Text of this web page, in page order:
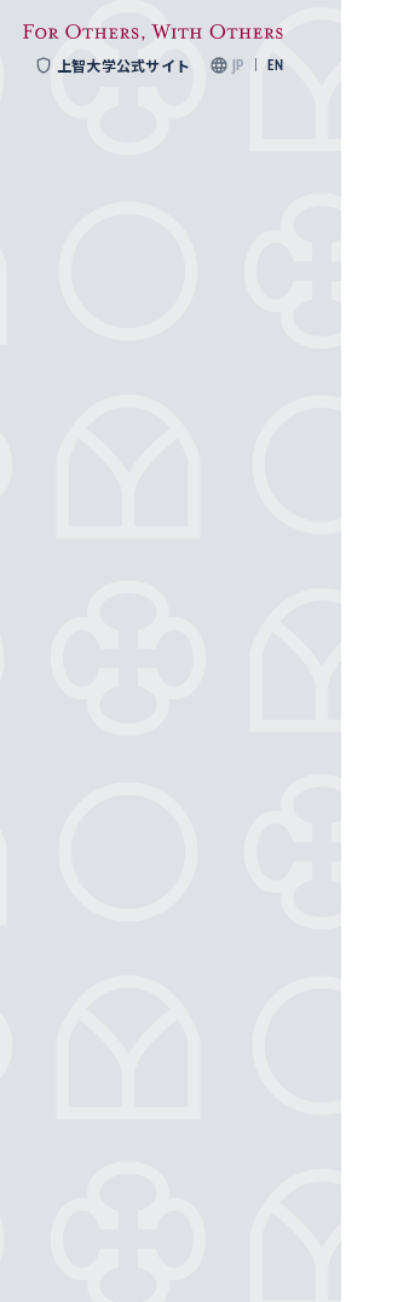
上智大学公式サイト JP EN